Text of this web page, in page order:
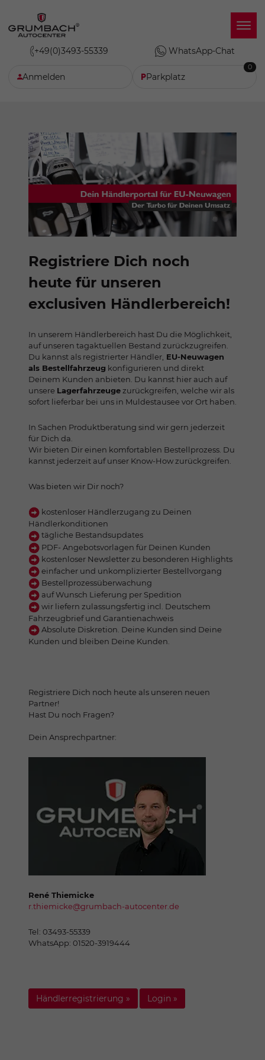
+49(0)3493-55339 WhatsApp-Chat
Anmelden Parkplatz
0
Registriere Dich noch
heute für unseren
exclusiven Händlerbereich!
In unserem Händlerbereich hast Du die Möglichkeit,
auf unseren tagaktuellen Bestand zurückzugreifen.
Du kannst als registrierter Händler, EU-Neuwagen
als Bestellfahrzeug konfigurieren und direkt
Deinem Kunden anbieten. Du kannst hier auch auf
unsere Lagerfahrzeugezurückgreifen, welche wir als
sofort lieferbar bei uns in Muldestausee vor Ort haben.
In Sachen Produktberatung sind wir gern jederzeit
für Dich da.
Wir bieten Dir einen komfortablen Bestellprozess. Du
kannst jederzeit auf unser Know-How zurückgreifen.
Was bieten wir Dir noch?
kostenloser Händlerzugang zu Deinen
Händlerkonditionen
tägliche Bestandsupdates
PDF- Angebotsvorlagen für Deinen Kunden
kostenloser Newsletter zu besonderen Highlights
einfacher und unkomplizierter Bestellvorgang
Bestellprozessüberwachung
auf Wunsch Lieferung per Spedition
wir liefern zulassungsfertig incl. Deutschem
Fahrzeugbrief und Garantienachweis
Absolute Diskretion. Deine Kunden sind Deine
Kunden und bleiben Deine Kunden.
Registriere Dich noch heute als unseren neuen
Partner!
Hast Du noch Fragen?
Dein Ansprechpartner:
René Thiemicke
r.thiemicke@grumbach-autocenter.de
Tel: 03493-55339
WhatsApp: 01520-3919444
Händlerregistrierung » Login »